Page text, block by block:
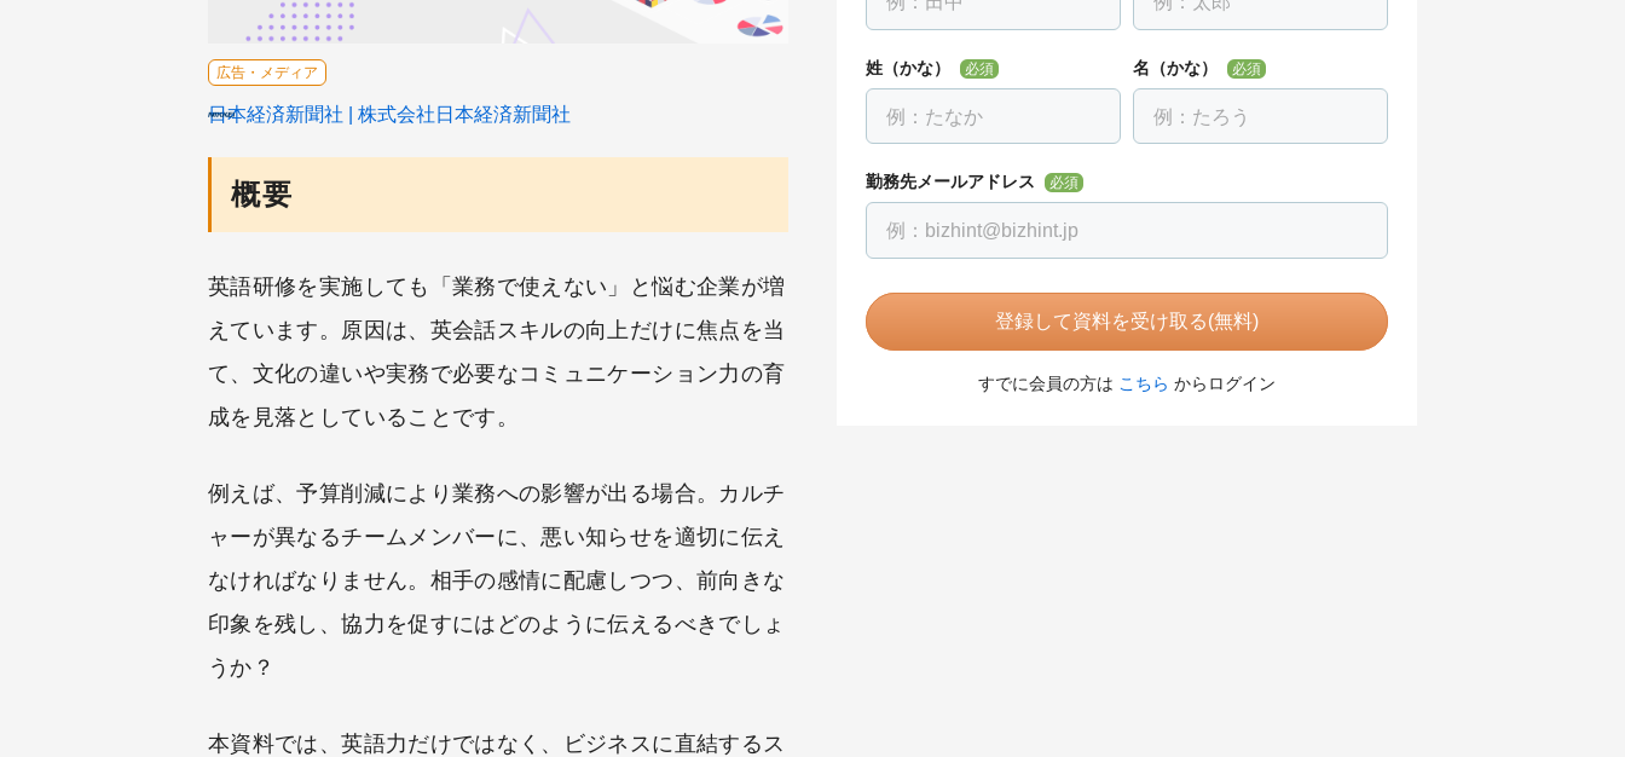
概要
英語研修を実施しても「業務で使えない」と悩む企業が増
えています。原因は、英会話スキルの向上だけに焦点を当
て、文化の違いや実務で必要なコミュニケーション力の育
成を見落としていることです。
例えば、予算削減により業務への影響が出る場合。カルチ
ャーが異なるチームメンバーに、悪い知らせを適切に伝え
なければなりません。相手の感情に配慮しつつ、前向きな
印象を残し、協力を促すにはどのように伝えるべきでしょ
うか？
本資料では、英語力だけではなく、ビジネスに直結するス
広告・メディア
日本経済新聞社 株式会社日本経済新聞社
姓（かな） 必須 名（かな） 必須
勤務先メールアドレス 必須
登録して資料を受け取る(無料)
すでに会員の方は こちら からログイン